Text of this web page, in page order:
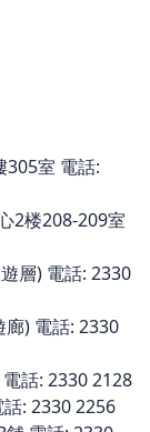
305室 電話:
2楼208-209室
層) 電話: 2330
廊) 電話: 2330
電話: 2330 2128
話: 2330 2256